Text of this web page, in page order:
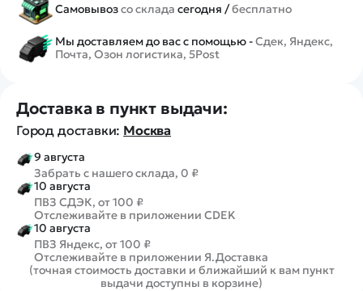
Самовывозсо склада сегодня /бесплатно
Мы доставляем до вас с помощью -Сдек, Яндекс,
Почта, Озон логистика, 5Post
Доставка в пункт выдачи:
Город доставки: Москва
9 августа
Забрать с нашего склада, 0 ₽
10 августа
ПВЗ СДЭК, от 100 ₽
Отслеживайте в приложении CDEK
10 августа
ПВЗ Яндекс, от 100 ₽
Отслеживайте в приложении Я.Доставка
(точная стоимость доставки и ближайший к вам пункт
выдачи доступны в корзине)